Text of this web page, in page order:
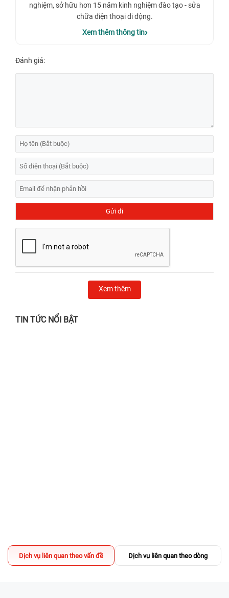
nghiệm, sở hữu hơn 15 năm kinh nghiệm đào tạo - sửa
chữa điện thoại di động.
Xem thêm thông tin
Đánh giá:
Xem thêm
TIN TỨC NỔI BẬT
Bệnh Viện Điện Thoại, Laptop 24h
04/03/2025
Dịch vụ liên quan theo vấn đề Dịch vụ liên quan theo dòng